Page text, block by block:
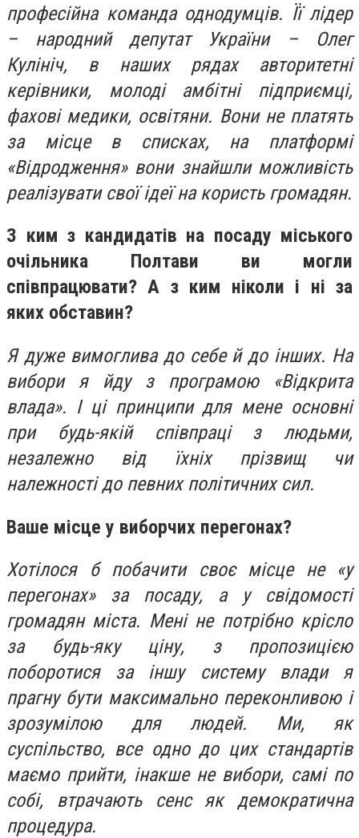
професійна команда однодумців. Її лідер
– народний депутат України – Олег
Кулініч, в наших рядах авторитетні
керівники, молоді амбітні підприємці,
фахові медики, освітяни. Вони не платять
за місце в списках, на платформі
«Відродження» вони знайшли можливість
реалізувати свої ідеї на користь громадян.
З ким з кандидатів на посаду міського
очільника Полтави ви могли
співпрацювати? А з ким ніколи і ні за
яких обставин?
Я дуже вимоглива до себе й до інших. На
вибори я йду з програмою «Відкрита
влада». І ці принципи для мене основні
при будь-якій співпраці з людьми,
незалежно від їхніх прізвищ чи
належності до певних політичних сил.
Ваше місце у виборчих перегонах?
Хотілося б побачити своє місце не «у
перегонах» за посаду, а у свідомості
громадян міста. Мені не потрібно крісло
за будь-яку ціну, з пропозицією
поборотися за іншу систему влади я
прагну бути максимально переконливою і
зрозумілою для людей. Ми, як
суспільство, все одно до цих стандартів
маємо прийти, інакше не вибори, самі по
собі, втрачають сенс як демократична
процедура.